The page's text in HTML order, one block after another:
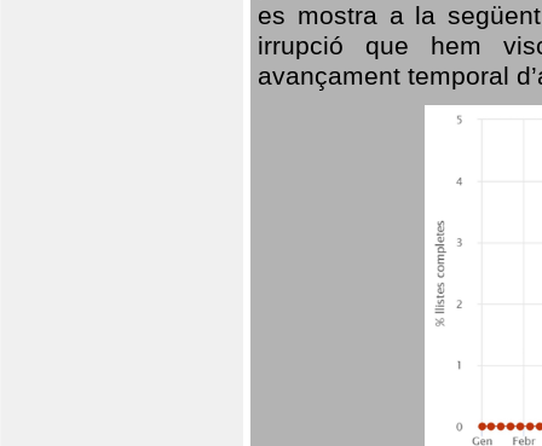
es mostra a la
irrupció que hem
avançament temporal